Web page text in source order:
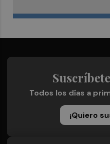
Todos los días a
¡Quiero